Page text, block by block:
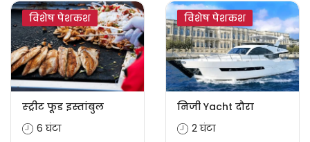
विशेष पेशकश
स्ट्रीट फूड इस्तांबुल
6 घंटा
विशेष पेशकश
निजी Yacht दौरा
2 घंटा